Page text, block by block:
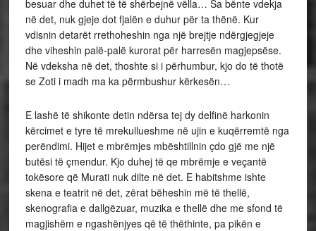
besuar dhe duhet të të shërbejnë vëlla… Sa bënte vdekja
në det, nuk gjeje dot fjalën e duhur për ta thënë. Kur
vdisnin detarët rrethoheshin nga një brejtje ndërgjegjeje
dhe viheshin palë-palë kurorat për harresën magjepsëse.
Në vdeksha në det, thoshte si i përhumbur, kjo do të thotë
se Zoti i madh ma ka përmbushur kërkesën…
E lashë të shikonte detin ndërsa tej dy delfinë harkonin
kërcimet e tyre të mrekullueshme në ujin e kuqërremtë nga
perëndimi. Hijet e mbrëmjes mbështillnin çdo gjë me një
butësi të çmendur. Kjo duhej të qe mbrëmje e veçantë
tokësore që Murati nuk dilte në det. E habitshme ishte
skena e teatrit në det, zërat bëheshin më të thellë,
skenografia e dallgëzuar, muzika e thellë dhe me sfond të
magjishëm e ngashënjyes që të thëthinte, pa pikën e